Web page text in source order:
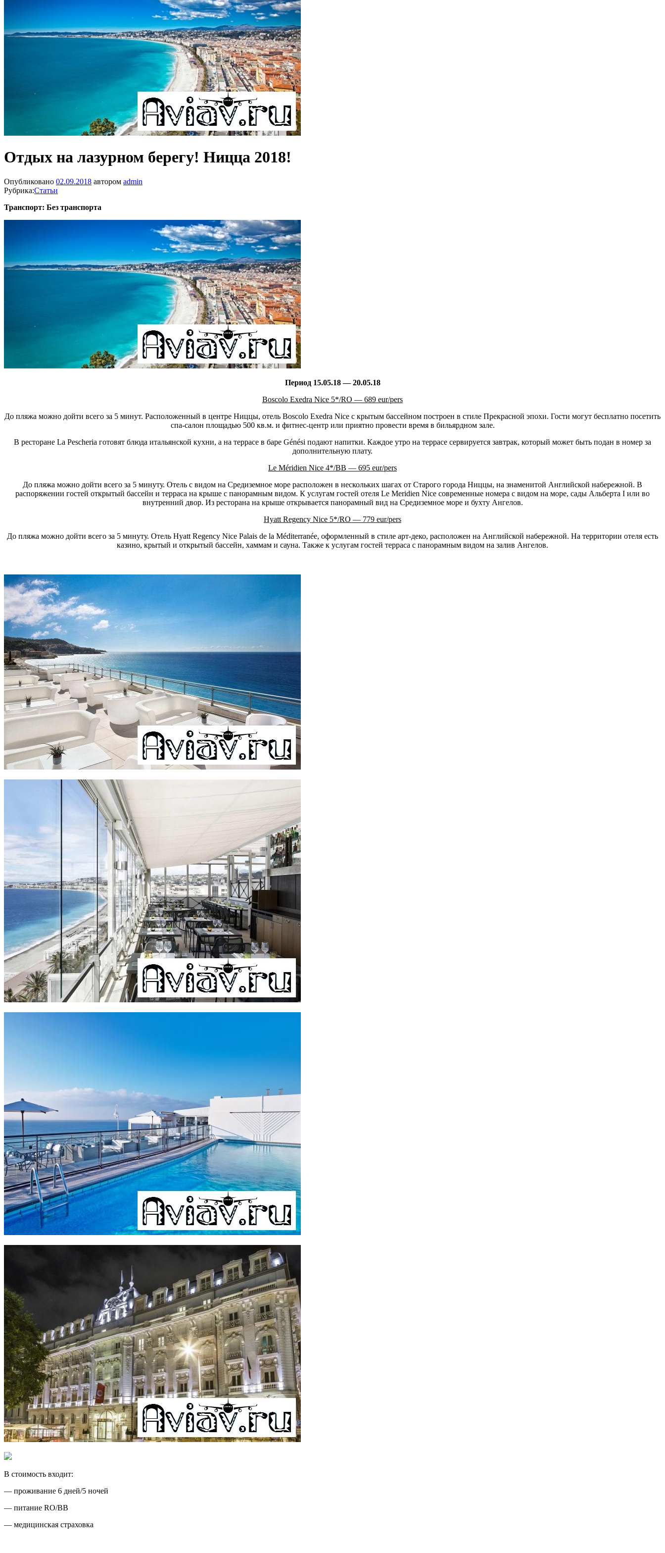
Отдых на лазурном берегу! Ницца 2018!
Опубликовано 02.09.2018 автором admin
Рубрика:Статьи
Транспорт: Без транспорта
Период 15.05.18 — 20.05.18
Boscolo Exedra Nice 5*/RO — 689 eur/pers
До пляжа можно дойти всего за 5 минут. Расположенный в центре Ниццы, отель Boscolo Exedra Nice с крытым бассейном построен в стиле Прекрасной эпохи. Гости могут бесплатно посетить
спа-салон площадью 500 кв.м. и фитнес-центр или приятно провести время в бильярдном зале.
В ресторане La Pescheria готовят блюда итальянской кухни, а на террасе в баре Génési подают напитки. Каждое утро на террасе сервируется завтрак, который может быть подан в номер за
дополнительную плату.
Le Méridien Nice 4*/BB — 695 eur/pers
До пляжа можно дойти всего за 5 минуту. Отель с видом на Средиземное море расположен в нескольких шагах от Старого города Ниццы, на знаменитой Английской набережной. В
распоряжении гостей открытый бассейн и терраса на крыше с панорамным видом. К услугам гостей отеля Le Meridien Nice современные номера с видом на море, сады Альберта I или во
внутренний двор. Из ресторана на крыше открывается панорамный вид на Средиземное море и бухту Ангелов.
Hyatt Regency Nice 5*/RO — 779 eur/pers
До пляжа можно дойти всего за 5 минуту. Отель Hyatt Regency Nice Palais de la Méditerranée, оформленный в стиле арт-деко, расположен на Английской набережной. На территории отеля есть
казино, крытый и открытый бассейн, хаммам и сауна. Также к услугам гостей терраса с панорамным видом на залив Ангелов.
В стоимость входит:
— проживание 6 дней/5 ночей
— питание RO/BB
— медицинская страховка